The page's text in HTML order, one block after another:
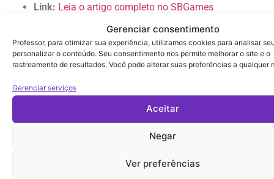
Gerenciar consentimento
Professor, para otimizar sua experiência, utilizamos cookies para analisar
personalizar o conteúdo. Seu consentimento nos permite melhorar o site e o
rastreamento de resultados. Você pode alterar suas preferências a qualquer
Gerenciar serviços
Aceitar
Negar
Ver preferências
Link: Leia o artigo completo no SBGames
Embora focado em neurociência e educação inclusiva, este
detalha como o suporte visual (que inclui os avatares
narrados) ajuda a organizar a rotina, reduzir a ansiedade e
facilitar a decodificação de instruções para alunos com
de suportes visuais para crianças com autismo